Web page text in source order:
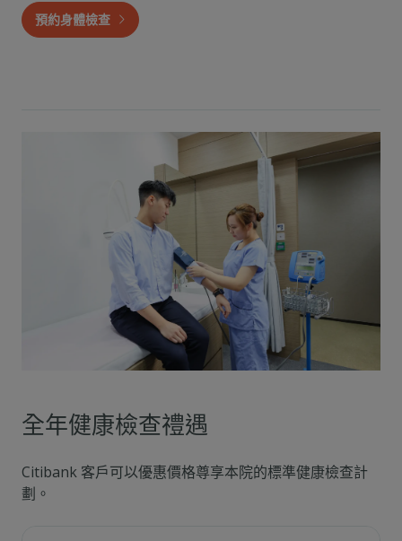
預約身體檢查
全年健康檢查禮遇
Citibank 客戶可以優惠價格尊享本院的標準健康檢查計
劃。